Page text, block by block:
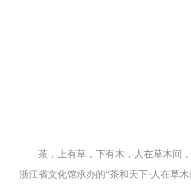
茶，上有草，下有木，人在草木间，
浙江省文化馆承办的“茶和天下·人在草